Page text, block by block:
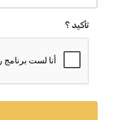
تأكيد ؟